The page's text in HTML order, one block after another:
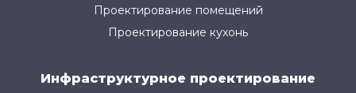
Проектирование помещений
Проектирование кухонь
Инфраструктурное проектирование